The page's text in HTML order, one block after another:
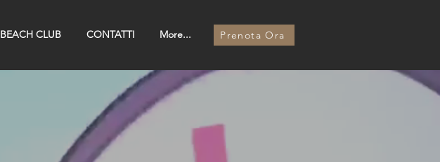
BEACH CLUB CONTATTI More... Prenota Ora